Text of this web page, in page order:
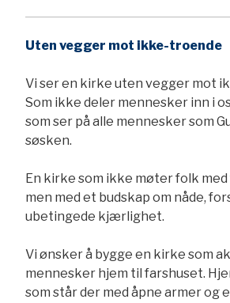
Uten vegger mot ikke-troende
Vi ser en kirke uten vegger mot
Som ikke deler mennesker inn i
som ser på alle mennesker som
søsken.
En kirke som ikke møter folk
men med et budskap om nåde,
ubetingede kjærlighet.
Vi ønsker å bygge en kirke som
mennesker hjem til farshuset.
som står der med åpne armer og